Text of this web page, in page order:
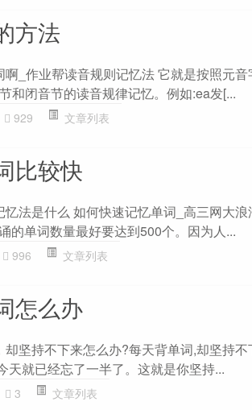
方法
啊_作业帮读音规则记忆法 它就是按照元
和闭音节的读音规律记忆。例如:ea发[...
929 文章列表
比较快
忆法是什么 如何快速记忆单词_高三网大
的单词数量最好要达到500个。因为人...
996 文章列表
怎么办
坚持不下来怎么办?每天背单词,却坚持
天就已经忘了一半了。这就是你坚持...
3 文章列表